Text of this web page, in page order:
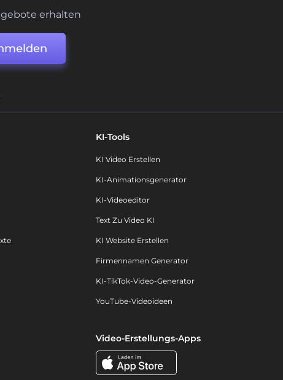
erhalten
KI-Tools
KI Video Erstellen
KI-Animationsgenerator
KI-Videoeditor
Text Zu Video KI
KI Website Erstellen
Firmennamen Generator
KI-TikTok-Video-Generator
YouTube-Videoideen
Video-Erstellungs-Apps